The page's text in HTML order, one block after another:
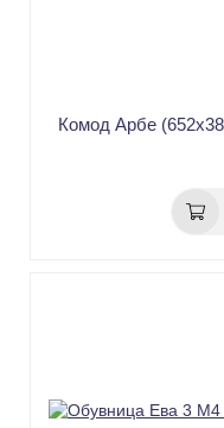
Комод Арбе